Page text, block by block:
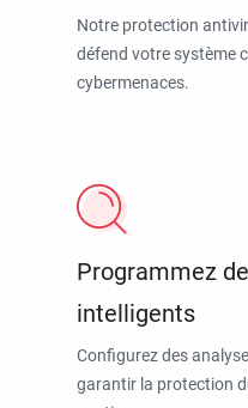
Notre protection
défend votre système
cybermenaces.
Programmez
intelligents
Configurez des
garantir la protection